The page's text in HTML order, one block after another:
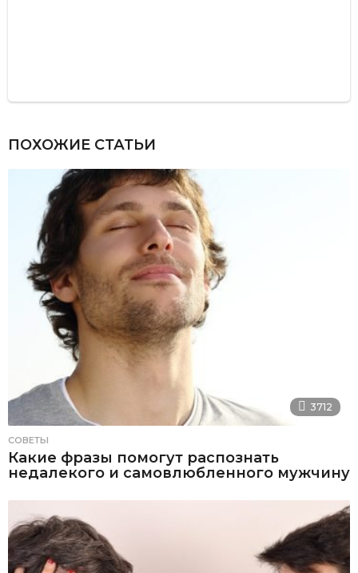
ПОХОЖИЕ СТАТЬИ
3712
СОВЕТЫ
Какие фразы помогут распознать
недалекого и самовлюбленного мужчину